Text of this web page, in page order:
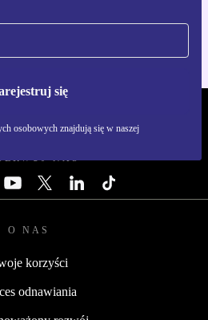
się
osobowych znajdują się w naszej
i Android
NAS
O NAS
korzyści
odnawiania